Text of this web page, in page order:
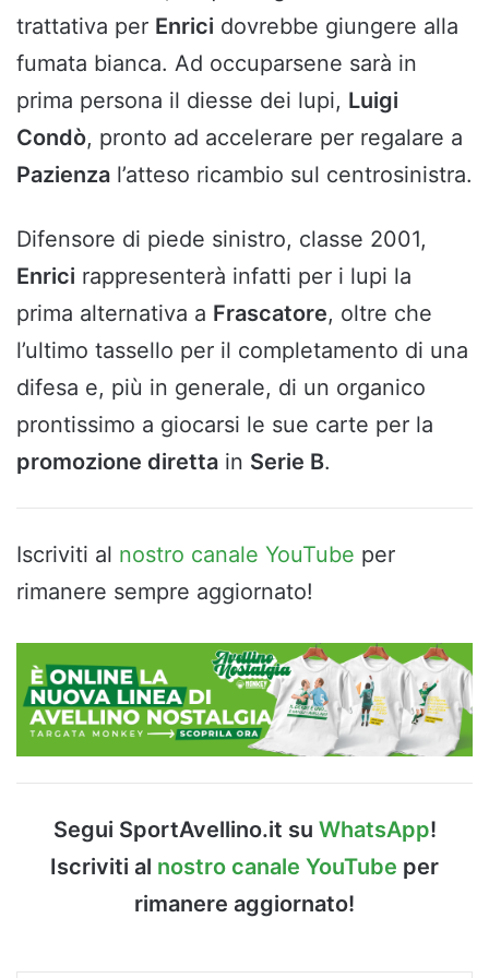
trattativa per Enrici dovrebbe giungere alla
fumata bianca. Ad occuparsene sarà in
prima persona il diesse dei lupi, Luigi
Condò, pronto ad accelerare per regalare a
Pazienza l’atteso ricambio sul centrosinistra.
Difensore di piede sinistro, classe 2001,
Enrici rappresenterà infatti per i lupi la
prima alternativa a Frascatore, oltre che
l’ultimo tassello per il completamento di una
difesa e, più in generale, di un organico
prontissimo a giocarsi le sue carte per la
promozione diretta in Serie B.
Iscriviti al nostro canale YouTube per
rimanere sempre aggiornato!
Segui SportAvellino.it su WhatsApp!
Iscriviti al nostro canale YouTube per
rimanere aggiornato!